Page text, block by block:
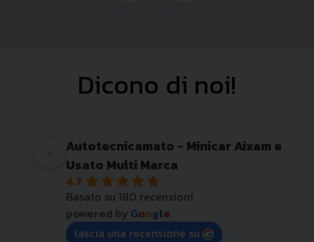
Dicono di noi!
Autotecnicamato - Minicar Aixam e
Usato Multi Marca
4.7
Basato su 180 recensioni
powered by Google
lascia una recensione su